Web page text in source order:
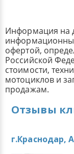
Информация на
офертой,
Российской
стоимости,
мотоциклов и
продажам.
Отзывы
г.Краснодар,